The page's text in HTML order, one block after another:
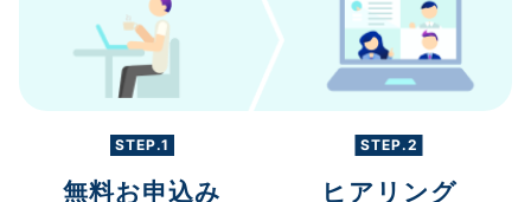
STEP.1
無料お申込み
STEP.2
ヒアリング